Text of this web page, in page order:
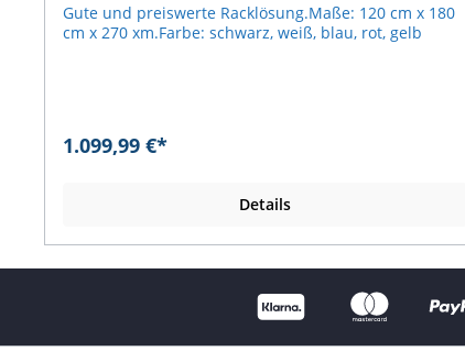
Gute und preiswerte Racklösung.Maße: 120 cm x 180
cm x 270 xm.Farbe: schwarz, weiß, blau, rot, gelb
1.099,99 €*
Details